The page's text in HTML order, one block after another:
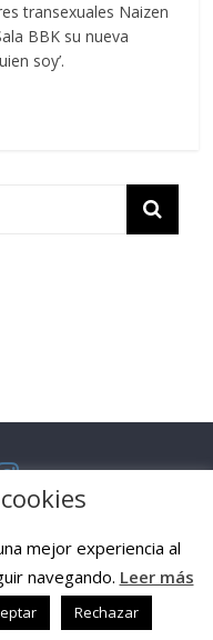
transexuales Naizen
BBK su nueva
soy’.
Aviso legal
All rights reserved.
Powered byWordPress.
mejor experiencia al
navegando. Leer más
Rechazar